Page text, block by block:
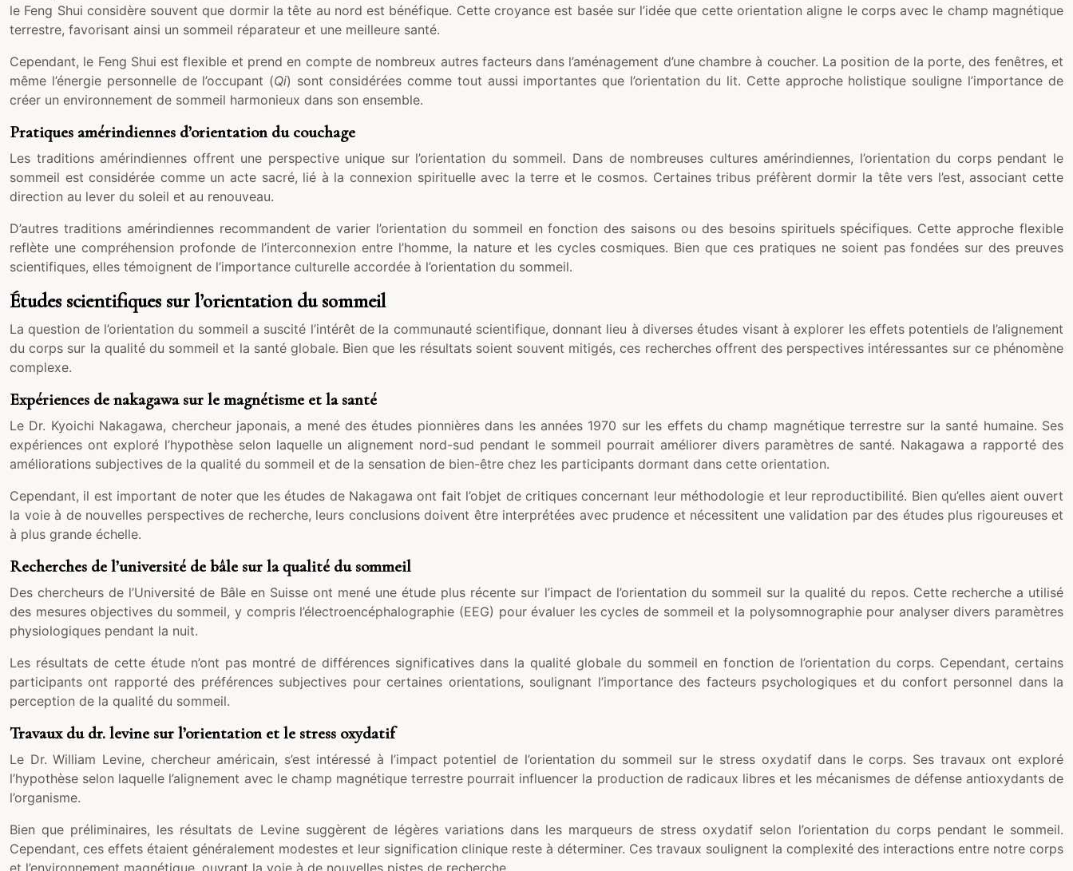
le Feng Shui considère souvent que dormir la tête au nord est bénéfique. Cette croyance est basée sur l’idée que cette orientation aligne le corps avec le champ magnétique
terrestre, favorisant ainsi un sommeil réparateur et une meilleure santé.
Cependant, le Feng Shui est flexible et prend en compte de nombreux autres facteurs dans l’aménagement d’une chambre à coucher. La position de la porte, des fenêtres, et
même l’énergie personnelle de l’occupant (Qi) sont considérées comme tout aussi importantes que l’orientation du lit. Cette approche holistique souligne l’importance de
créer un environnement de sommeil harmonieux dans son ensemble.
Pratiques amérindiennes d’orientation du couchage
Les traditions amérindiennes offrent une perspective unique sur l’orientation du sommeil. Dans de nombreuses cultures amérindiennes, l’orientation du corps pendant le
sommeil est considérée comme un acte sacré, lié à la connexion spirituelle avec la terre et le cosmos. Certaines tribus préfèrent dormir la tête vers l’est, associant cette
direction au lever du soleil et au renouveau.
D’autres traditions amérindiennes recommandent de varier l’orientation du sommeil en fonction des saisons ou des besoins spirituels spécifiques. Cette approche flexible
reflète une compréhension profonde de l’interconnexion entre l’homme, la nature et les cycles cosmiques. Bien que ces pratiques ne soient pas fondées sur des preuves
scientifiques, elles témoignent de l’importance culturelle accordée à l’orientation du sommeil.
Études scientifiques sur l’orientation du sommeil
La question de l’orientation du sommeil a suscité l’intérêt de la communauté scientifique, donnant lieu à diverses études visant à explorer les effets potentiels de l’alignement
du corps sur la qualité du sommeil et la santé globale. Bien que les résultats soient souvent mitigés, ces recherches offrent des perspectives intéressantes sur ce phénomène
complexe.
Expériences de nakagawa sur le magnétisme et la santé
Le Dr. Kyoichi Nakagawa, chercheur japonais, a mené des études pionnières dans les années 1970 sur les effets du champ magnétique terrestre sur la santé humaine. Ses
expériences ont exploré l’hypothèse selon laquelle un alignement nord-sud pendant le sommeil pourrait améliorer divers paramètres de santé. Nakagawa a rapporté des
améliorations subjectives de la qualité du sommeil et de la sensation de bien-être chez les participants dormant dans cette orientation.
Cependant, il est important de noter que les études de Nakagawa ont fait l’objet de critiques concernant leur méthodologie et leur reproductibilité. Bien qu’elles aient ouvert
la voie à de nouvelles perspectives de recherche, leurs conclusions doivent être interprétées avec prudence et nécessitent une validation par des études plus rigoureuses et
à plus grande échelle.
Recherches de l’université de bâle sur la qualité du sommeil
Des chercheurs de l’Université de Bâle en Suisse ont mené une étude plus récente sur l’impact de l’orientation du sommeil sur la qualité du repos. Cette recherche a utilisé
des mesures objectives du sommeil, y compris l’électroencéphalographie (EEG) pour évaluer les cycles de sommeil et la polysomnographie pour analyser divers paramètres
physiologiques pendant la nuit.
Les résultats de cette étude n’ont pas montré de différences significatives dans la qualité globale du sommeil en fonction de l’orientation du corps. Cependant, certains
participants ont rapporté des préférences subjectives pour certaines orientations, soulignant l’importance des facteurs psychologiques et du confort personnel dans la
perception de la qualité du sommeil.
Travaux du dr. levine sur l’orientation et le stress oxydatif
Le Dr. William Levine, chercheur américain, s’est intéressé à l’impact potentiel de l’orientation du sommeil sur le stress oxydatif dans le corps. Ses travaux ont exploré
l’hypothèse selon laquelle l’alignement avec le champ magnétique terrestre pourrait influencer la production de radicaux libres et les mécanismes de défense antioxydants de
l’organisme.
Bien que préliminaires, les résultats de Levine suggèrent de légères variations dans les marqueurs de stress oxydatif selon l’orientation du corps pendant le sommeil.
Cependant, ces effets étaient généralement modestes et leur signification clinique reste à déterminer. Ces travaux soulignent la complexité des interactions entre notre corps
et l’environnement magnétique, ouvrant la voie à de nouvelles pistes de recherche.